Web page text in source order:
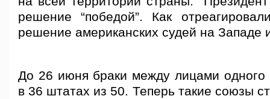
решение “победой”. Как
решение американских судей на Западе
До 26 июня браки между лицами одного
в 36 штатах из 50. Теперь такие союзы